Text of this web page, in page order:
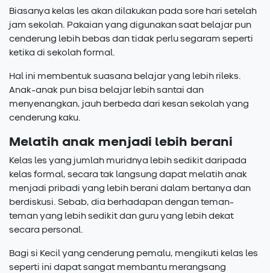
Biasanya kelas les akan dilakukan pada sore hari setelah
jam sekolah. Pakaian yang digunakan saat belajar pun
cenderung lebih bebas dan tidak perlu segaram seperti
ketika di sekolah formal.
Hal ini membentuk suasana belajar yang lebih rileks.
Anak-anak pun bisa belajar lebih santai dan
menyenangkan, jauh berbeda dari kesan sekolah yang
cenderung kaku.
Melatih anak menjadi lebih berani
Kelas les yang jumlah muridnya lebih sedikit daripada
kelas formal, secara tak langsung dapat melatih anak
menjadi pribadi yang lebih berani dalam bertanya dan
berdiskusi. Sebab, dia berhadapan dengan teman-
teman yang lebih sedikit dan guru yang lebih dekat
secara personal.
Bagi si Kecil yang cenderung pemalu, mengikuti kelas les
seperti ini dapat sangat membantu merangsang